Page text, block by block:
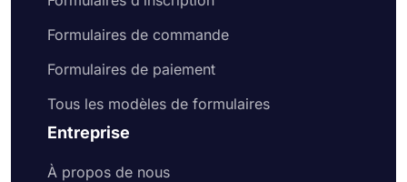
Formulaires de commande
Formulaires de paiement
Tous les modèles de formulaires
Entreprise
À propos de nous